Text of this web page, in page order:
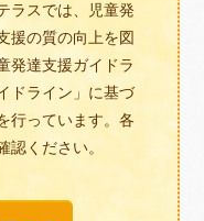
ラスでは、児童発
援の質の向上を図
発達支援ガイドラ
ドライン」に基づ
行っています。各
認ください。